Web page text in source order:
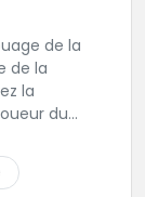
de la
de la
du